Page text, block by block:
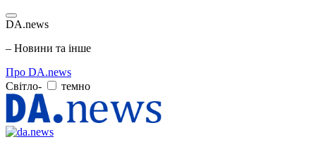
DA.news
– Новини та інше
Про DA.news
Світло-
темно